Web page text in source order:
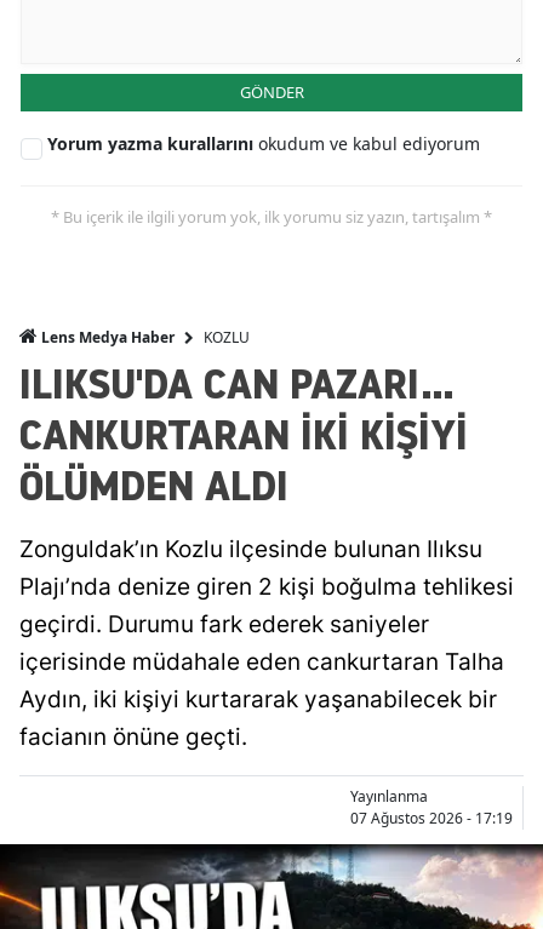
GÖNDER
Yorum yazma kurallarını okudum ve kabul ediyorum
* Bu içerik ile ilgili yorum yok, ilk yorumu siz yazın, tartışalım *
Lens Medya Haber KOZLU
ILIKSU'DA CAN PAZARI...
CANKURTARAN İKİ KİŞİYİ
ÖLÜMDEN ALDI
Zonguldak’ın Kozlu ilçesinde bulunan Ilıksu
Plajı’nda denize giren 2 kişi boğulma tehlikesi
geçirdi. Durumu fark ederek saniyeler
içerisinde müdahale eden cankurtaran Talha
Aydın, iki kişiyi kurtararak yaşanabilecek bir
facianın önüne geçti.
Yayınlanma
07 Ağustos 2026 - 17:19